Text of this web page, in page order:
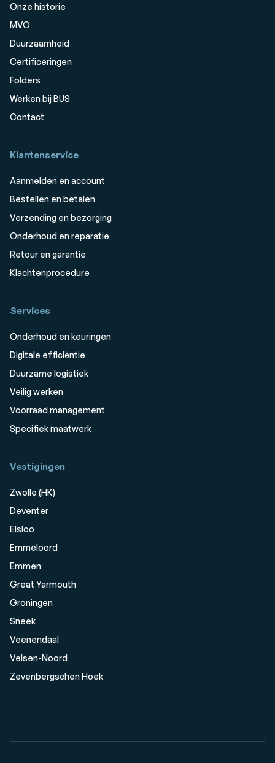
Onze historie
MVO
Duurzaamheid
Certificeringen
Folders
Werken bij BUS
Contact
Klantenservice
Aanmelden en account
Bestellen en betalen
Verzending en bezorging
Onderhoud en reparatie
Retour en garantie
Klachtenprocedure
Services
Onderhoud en keuringen
Digitale efficiëntie
Duurzame logistiek
Veilig werken
Voorraad management
Specifiek maatwerk
Vestigingen
Zwolle (HK)
Deventer
Elsloo
Emmeloord
Emmen
Great Yarmouth
Groningen
Sneek
Veenendaal
Velsen-Noord
Zevenbergschen Hoek